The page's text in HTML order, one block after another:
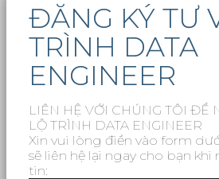
ĐĂNG KÝ TƯ
TRÌNH DATA
ENGINEER
LIÊN HỆ VỚI CHÚNG TÔI ĐỂ
LỘ TRÌNH DATA ENGINEER
Xin vui lòng điền vào form
sẽ liên hệ lại ngay cho bạn
tin: